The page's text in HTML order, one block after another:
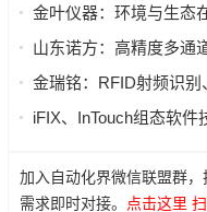
金叶仪器：环境与生态
山东诺方：高精度多通
金瑞铭：RFID射频识别
iFIX、InTouch组态软件
加入自动化界微信联盟群，
需求即时对接。
点击这里 扫